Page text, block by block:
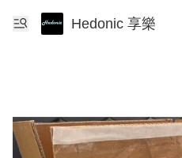
Hedonic 享樂